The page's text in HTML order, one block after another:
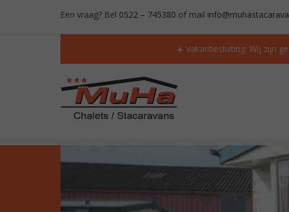
Een vraag? Bel 0522 – 745380 of mail
☀️ Vakantiesluiting: Wij zijn